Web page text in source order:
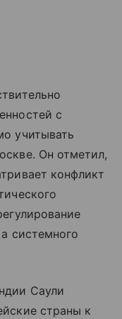
с
учитывать
Он отметил,
конфликт
системного
Саули
страны к